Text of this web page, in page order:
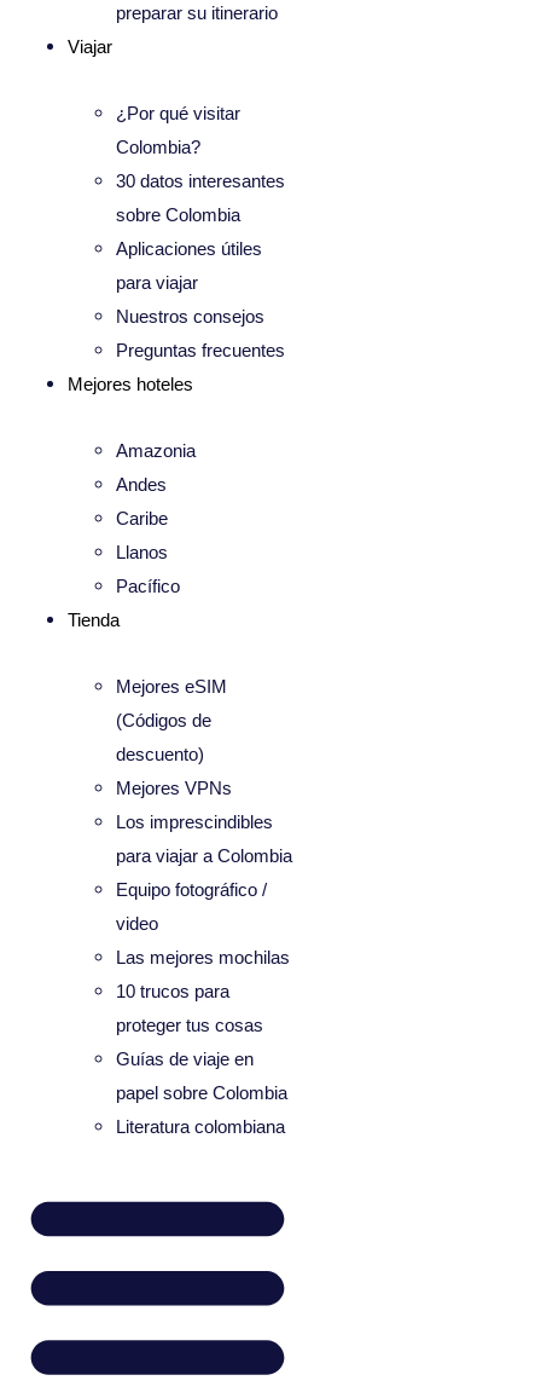
preparar su itinerario
Viajar
¿Por qué visitar
Colombia?
30 datos interesantes
sobre Colombia
Aplicaciones útiles
para viajar
Nuestros consejos
Preguntas frecuentes
Mejores hoteles
Amazonia
Andes
Caribe
Llanos
Pacífico
Tienda
Mejores eSIM
(Códigos de
descuento)
Mejores VPNs
Los imprescindibles
para viajar a Colombia
Equipo fotográfico /
video
Las mejores mochilas
10 trucos para
proteger tus cosas
Guías de viaje en
papel sobre Colombia
Literatura colombiana